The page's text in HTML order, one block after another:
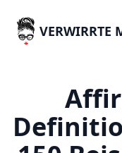
VERWIRRTE